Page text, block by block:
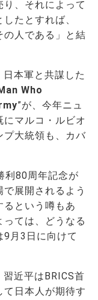
、それによって
たとすれば、
の人である」と結
本軍と共謀した
Who
”が、今年ニュ
マルコ・ルビオ
プ大統領も、カバ
利80周年記念が
展開されるよう
るという噂もあ
ては、どうなる
月3日に向けて
近平はBRICS首
日本人が期待す